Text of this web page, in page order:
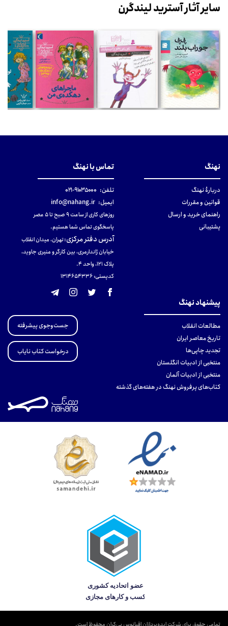
سایر آثار آسترید لیندگرن
نهنگ
دربارهٔ نهنگ
قوانین و مقررات
راهنمای خرید و ارسال
پشتیبانی
تماس با نهنگ
تلفن: ۹۱۰۳۵۰۰۰-۰۲۱
ایمیل: info@nahang.ir
روزهای کاری از ساعت ۹ صبح تا ۵ عصر
پاسخگوی تماس شما هستیم.
آدرس دفتر مرکزی:تهران، میدان انقلاب
خیابان ژاندارمری، بین کارگر و منیری جاوید،
پلاک 121، واحد ۴.
کدپستی: 131465433۶
پیشنهاد نهنگ
مطالعات انقلاب
تاریخ معاصر ایران
تجدید چاپی‌ها
منتخبی از ادبیات انگلستان
منتخبی از ادبیات آلمان
کتاب‌های پرفروش نهنگ در هفته‌های گذشته
جست‌وجوی پیشرفته
درخواست کتاب نایاب